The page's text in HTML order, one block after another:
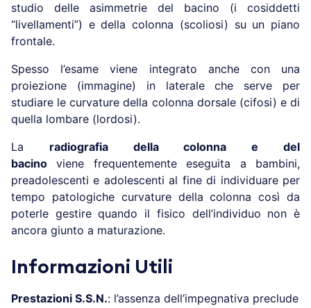
studio delle asimmetrie del bacino (i cosiddetti
“livellamenti”) e della colonna (scoliosi) su un piano
frontale.
Spesso l’esame viene integrato anche con una
proiezione (immagine) in laterale che serve per
studiare le curvature della colonna dorsale (cifosi) e di
quella lombare (lordosi).
La radiografia della colonna e del
bacino
viene frequentemente eseguita a bambini,
preadolescenti e adolescenti al fine di individuare per
tempo patologiche curvature della colonna così da
poterle gestire quando il fisico dell’individuo non è
ancora giunto a maturazione.
Informazioni Utili
Prestazioni S.S.N.: l’assenza dell’impegnativa preclude